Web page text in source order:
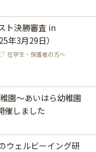
ト決勝審査 in
年3月29日）
在学生・保護者の方へ
園～あいはら幼稚園
催しました
ウェルビーイング研